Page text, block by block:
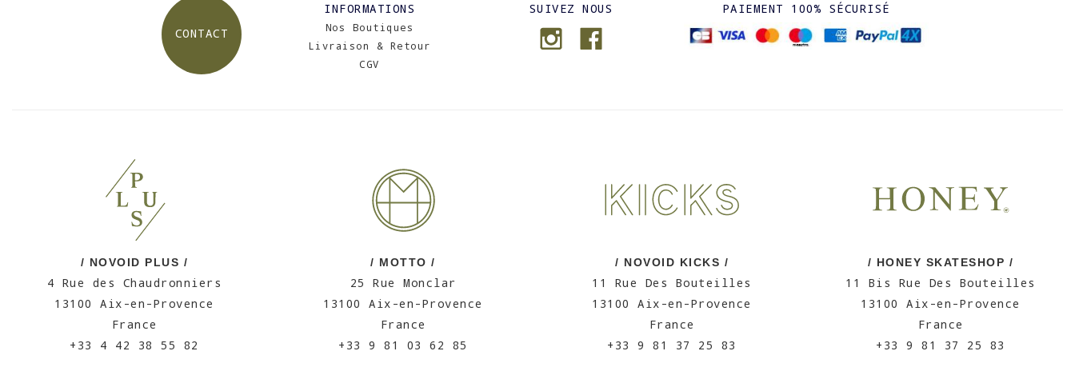
CONTACT
INFORMATIONS
Nos Boutiques
Livraison & Retour
CGV
SUIVEZ NOUS PAIEMENT 100% SÉCURISÉ
/ NOVOID PLUS /
4 Rue des Chaudronniers
13100 Aix-en-Provence
France
+33 4 42 38 55 82
/ MOTTO /
25 Rue Monclar
13100 Aix-en-Provence
France
+33 9 81 03 62 85
/ NOVOID KICKS /
11 Rue Des Bouteilles
13100 Aix-en-Provence
France
+33 9 81 37 25 83
/ HONEY SKATESHOP /
11 Bis Rue Des Bouteilles
13100 Aix-en-Provence
France
+33 9 81 37 25 83